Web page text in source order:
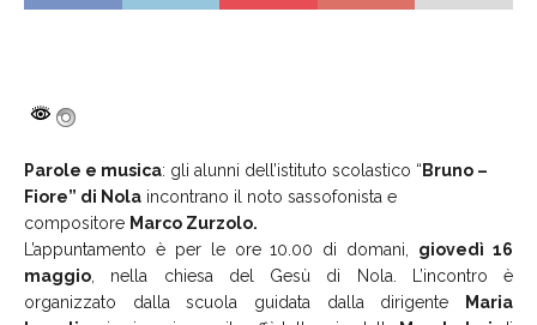
Parole e musica: gli alunni dell’istituto scolastico “ Bruno –
Fiore” di Nola incontrano il noto sassofonista e
compositore Marco Zurzolo.
L’appuntamento è per le ore 10.00 di domani, giovedì 16
maggio , nella chiesa del Gesù di Nola. L’incontro è
organizzato dalla scuola guidata dalla dirigente
Maria